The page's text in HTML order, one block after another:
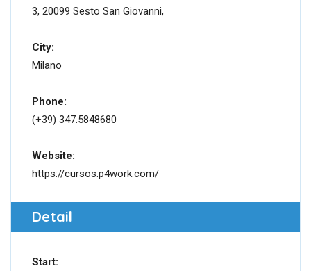
3, 20099 Sesto San Giovanni,
City:
Milano
Phone:
(+39) 347.5848680
Website:
https://cursos.p4work.com/
Detail
Start: